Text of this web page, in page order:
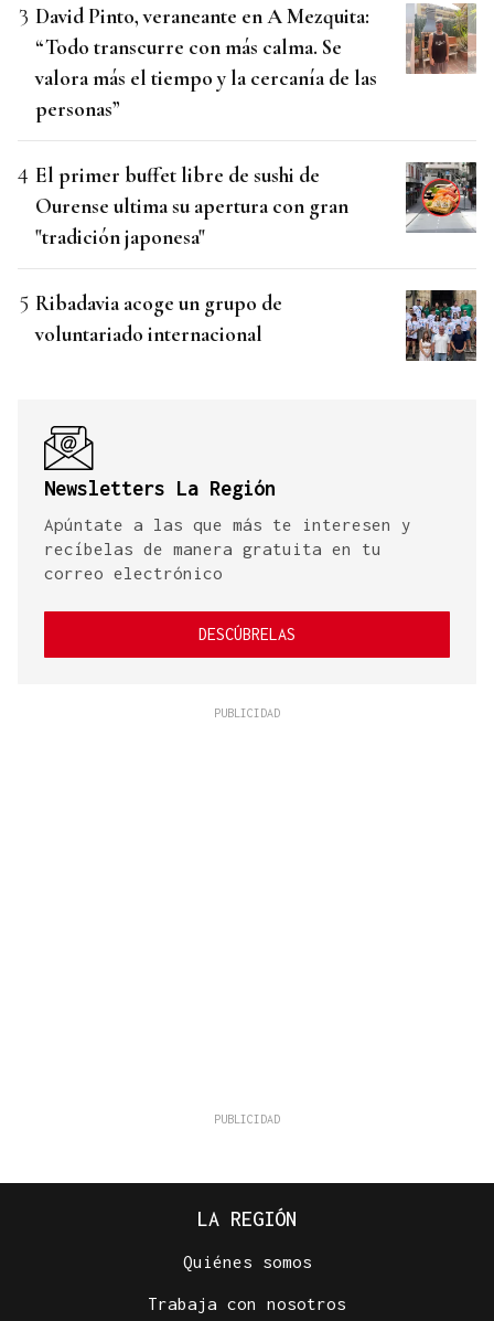
David Pinto, veraneante en A Mezquita:
“Todo transcurre con más calma. Se
valora más el tiempo y la cercanía de las
personas”
El primer buffet libre de sushi de
Ourense ultima su apertura con gran
"tradición japonesa"
Ribadavia acoge un grupo de
voluntariado internacional
Newsletters La Región
Apúntate a las que más te interesen y
recíbelas de manera gratuita en tu
correo electrónico
DESCÚBRELAS
LA REGIÓN
Quiénes somos
Trabaja con nosotros